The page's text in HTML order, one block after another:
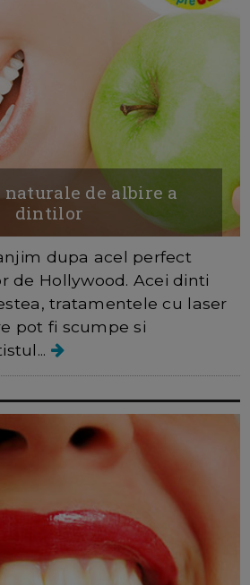
de albire a
dintilor
dupa acel perfect
de Hollywood. Acei dinti
tratamentele cu laser
pot fi scumpe si